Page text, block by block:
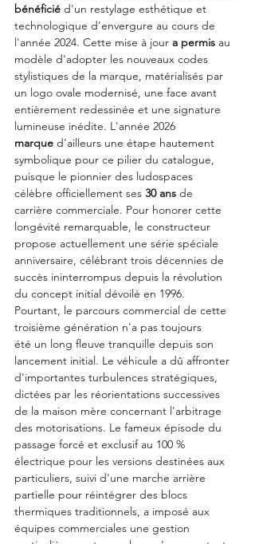
bénéficié d'un restylage esthétique et
technologique d'envergure au cours de
l'année 2024. Cette mise à jour a permis au
modèle d'adopter les nouveaux codes
stylistiques de la marque, matérialisés par
un logo ovale modernisé, une face avant
entièrement redessinée et une signature
lumineuse inédite. L'année 2026
marque d'ailleurs une étape hautement
symbolique pour ce pilier du catalogue,
puisque le pionnier des ludospaces
célèbre officiellement ses 30 ans de
carrière commerciale. Pour honorer cette
longévité remarquable, le constructeur
propose actuellement une série spéciale
anniversaire, célébrant trois décennies de
succès ininterrompus depuis la révolution
du concept initial dévoilé en 1996.
Pourtant, le parcours commercial de cette
troisième génération n'a pas toujours
été un long fleuve tranquille depuis son
lancement initial. Le véhicule a dû affronter
d'importantes turbulences stratégiques,
dictées par les réorientations successives
de la maison mère concernant l'arbitrage
des motorisations. Le fameux épisode du
passage forcé et exclusif au 100 %
électrique pour les versions destinées aux
particuliers, suivi d'une marche arrière
partielle pour réintégrer des blocs
thermiques traditionnels, a imposé aux
équipes commerciales une gestion